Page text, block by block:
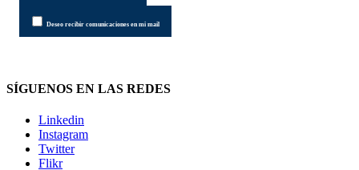
Deseo recibir comunicaciones en mi mail
SÍGUENOS EN LAS REDES
Linkedin
Instagram
Twitter
Flikr